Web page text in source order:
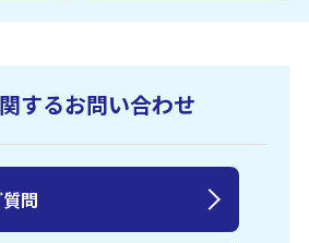
するお問い合わせ
問